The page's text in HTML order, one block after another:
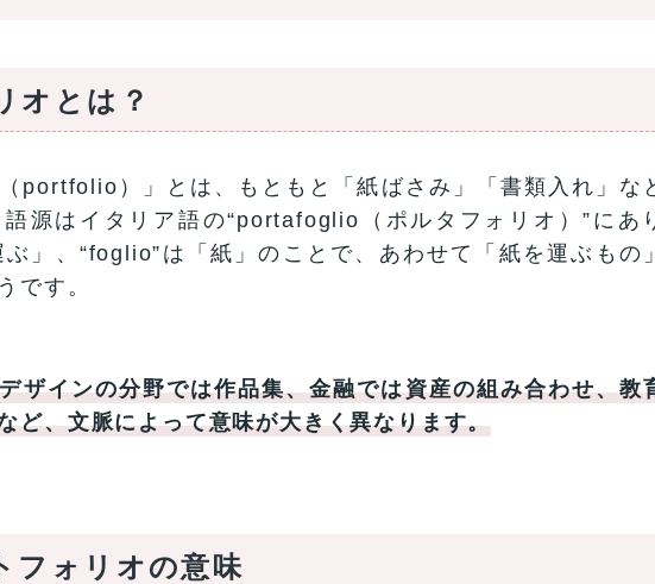
オとは？
（portfolio）」とは、もともと「紙ばさみ」「書類入れ」な
源はイタリア語の“portafoglio（ポルタフォリオ）”にあ
」、“foglio”は「紙」のことで、あわせて「紙を運ぶもの
です。
ザインの分野では作品集、金融では資産の組み合わせ、教
ど、文脈によって意味が大きく異なります。
フォリオの意味